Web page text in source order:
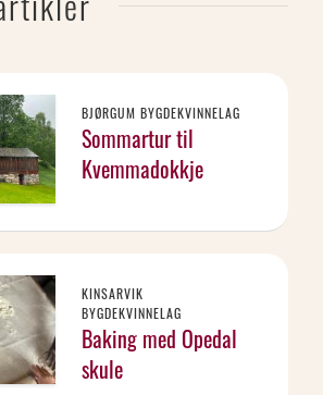
BJØRGUM BYGDEKVINNELAG
Sommartur til
Kvemmadokkje
KINSARVIK
BYGDEKVINNELAG
Baking med Opedal
skule